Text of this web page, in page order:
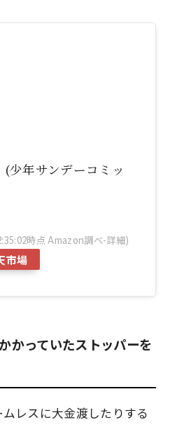
少年サンデーコミッ
時点 Amazon調べ-詳細)
市場
かっていたストッパーを
レスに大金渡したりする